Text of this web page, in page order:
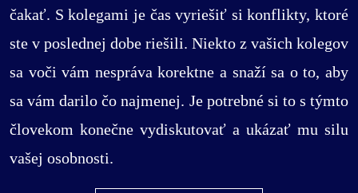
čakať. S kolegami je čas vyriešiť si konflikty, ktoré
ste v poslednej dobe riešili. Niekto z vašich kolegov
sa voči vám nespráva korektne a snaží sa o to, aby
sa vám darilo čo najmenej. Je potrebné si to s týmto
človekom konečne vydiskutovať a ukázať mu silu
vašej osobnosti.